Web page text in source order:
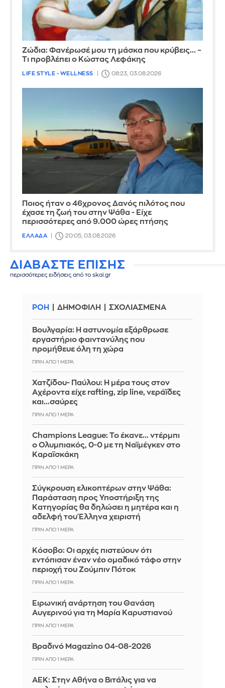
Ζώδια: Φανέρωσέ μου τη μάσκα που κρύβεις... –
Τι προβλέπει ο Κώστας Λεφάκης
LIFE STYLE - WELLNESS 08:23, 03.08.2026
Ποιος ήταν ο 46χρονος Δανός πιλότος που
έχασε τη ζωή του στην Ψάθα - Είχε
περισσότερες από 9.000 ώρες πτήσης
ΕΛΛΑΔΑ 20:05, 03.08.2026
ΔΙΑΒΑΣΤΕ ΕΠΙΣΗΣ
περισσότερες ειδήσεις από το skai.gr
ΡΟΗ ΔΗΜΟΦΙΛΗ ΣΧΟΛΙΑΣΜΕΝΑ
Βουλγαρία: Η αστυνομία εξάρθρωσε
εργαστήριο φαιντανύλης που
προμήθευε όλη τη χώρα
ΠΡΙΝ ΑΠΌ 1 ΜΈΡΑ
Χατζίδου- Παύλου: Η μέρα τους στον
Αχέροντα είχε rafting, zip line, νεράϊδες
και...σαύρες
ΠΡΙΝ ΑΠΌ 1 ΜΈΡΑ
Champions League: Το έκανε... ντέρμπι
ο Ολυμπιακός, 0-0 με τη Ναϊμέγκεν στο
Καραϊσκάκη
ΠΡΙΝ ΑΠΌ 1 ΜΈΡΑ
Σύγκρουση ελικοπτέρων στην Ψάθα:
Παράσταση προς Υποστήριξη της
Κατηγορίας θα δηλώσει η μητέρα και η
αδελφή του Έλληνα χειριστή
ΠΡΙΝ ΑΠΌ 1 ΜΈΡΑ
Κόσοβο: Οι αρχές πιστεύουν ότι
εντόπισαν έναν νέο ομαδικό τάφο στην
περιοχή του Ζούμπιν Πότοκ
ΠΡΙΝ ΑΠΌ 1 ΜΈΡΑ
Ειρωνική ανάρτηση του Θανάση
Αυγερινού για τη Μαρία Καρυστιανού
ΠΡΙΝ ΑΠΌ 1 ΜΈΡΑ
Βραδινό Magazino 04-08-2026
ΠΡΙΝ ΑΠΌ 1 ΜΈΡΑ
ΑΕΚ: Στην Αθήνα ο Βιτάλις για να